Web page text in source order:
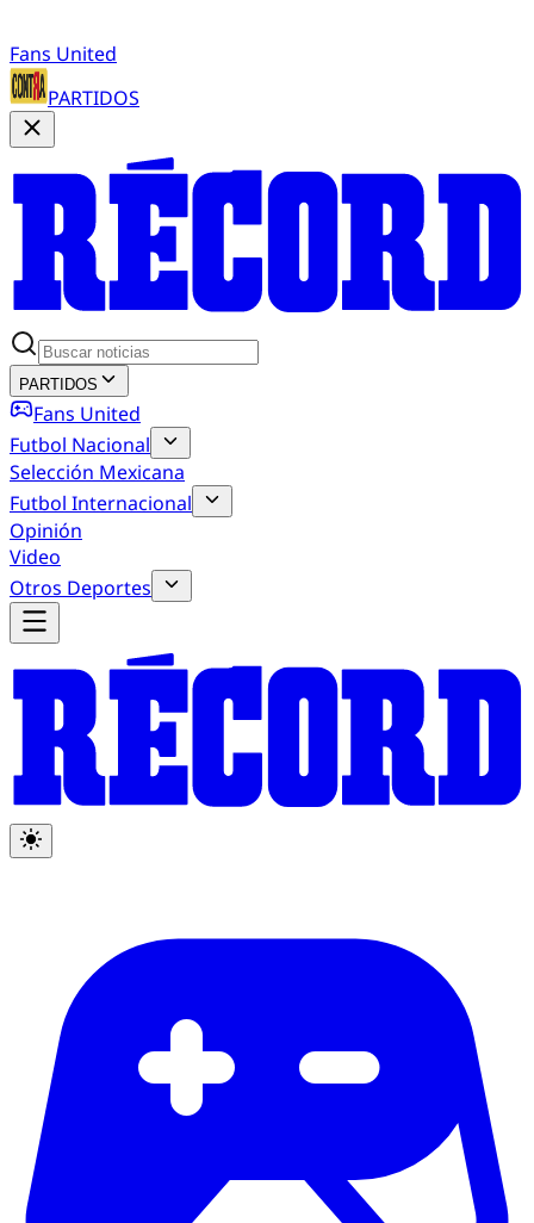
Fans United
PARTIDOS
PARTIDOS
Fans United
Futbol Nacional
Selección Mexicana
Futbol Internacional
Opinión
Video
Otros Deportes